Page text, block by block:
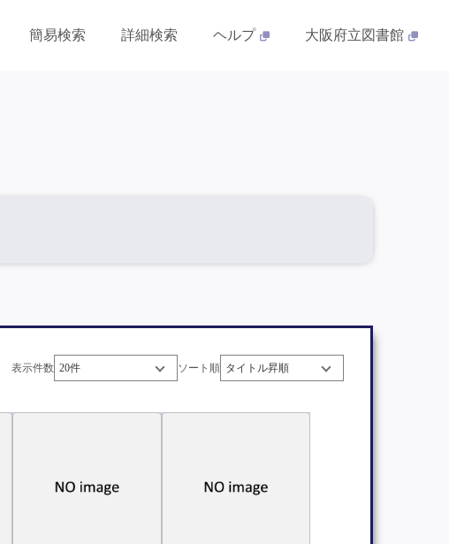
簡易検索 詳細検索 ヘルプ 大阪府立図書館
表示件数 ソート順